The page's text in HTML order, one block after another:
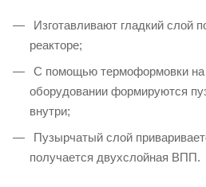
Изготавливают гладкий слой
реакторе;
С помощью термоформовки на
оборудовании формируются
внутри;
Пузырчатый слой
получается двухслойная ВПП.